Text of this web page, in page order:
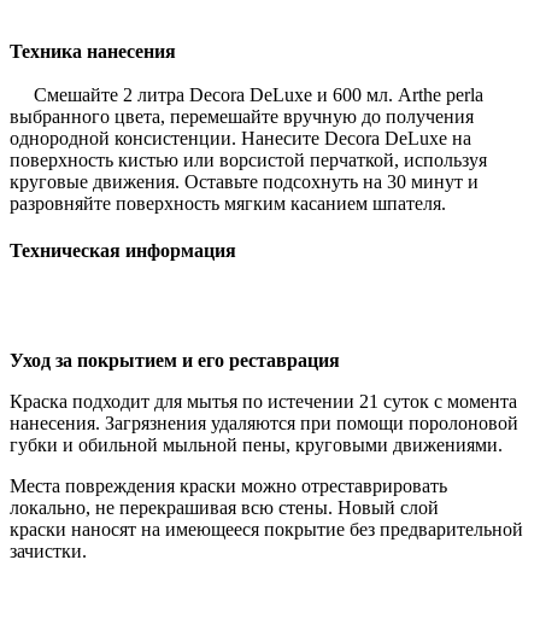
Техника нанесения
Смешайте 2 литра Decora DeLuxe и 600 мл. Arthe perla
выбранного цвета, перемешайте вручную до получения
однородной консистенции. Нанесите Decora DeLuxe на
поверхность кистью или ворсистой перчаткой, используя
круговые движения. Оставьте подсохнуть на 30 минут и
разровняйте поверхность мягким касанием шпателя.
Техническая информация
Уход за покрытием и его реставрация
Краска подходит для мытья по истечении 21 суток с момента
нанесения. Загрязнения удаляются при помощи поролоновой
губки и обильной мыльной пены, круговыми движениями.
Места повреждения краски можно отреставрировать
локально, не перекрашивая всю стены. Новый слой
краски наносят на имеющееся покрытие без предварительной
зачистки.